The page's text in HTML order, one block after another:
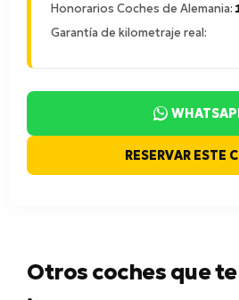
Honorarios Coches de Alemania:
Garantía de kilometraje real:
RESERVAR ESTE
Otros coches que